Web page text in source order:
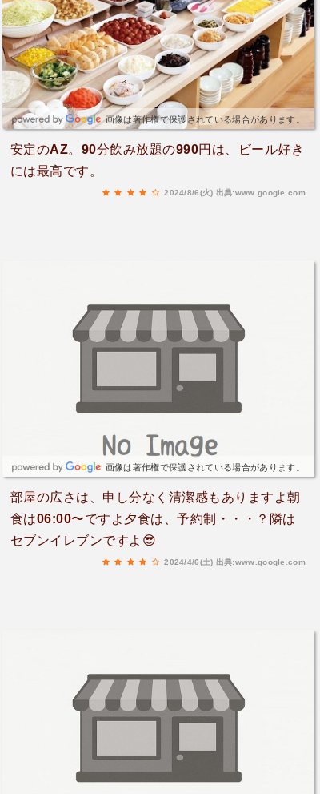
画像は著作権で保護されている場合があります。
安定のAZ。90分飲み放題の990円は、ビール好き
には最高です。
2024/8/6(火) 出典:www.google.com
画像は著作権で保護されている場合があります。
部屋の広さは、申し分なく清潔感もありますよ朝
食は06:00〜ですよ夕食は、予約制・・・？隣は
セブンイレブンですよ😎
2024/4/6(土) 出典:www.google.com